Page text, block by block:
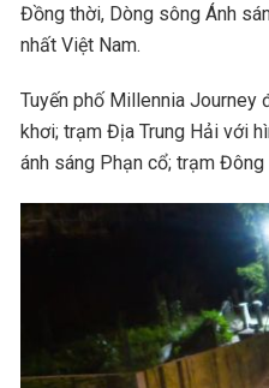
Đồng thời, Dòng sông Ánh
nhất Việt Nam.
Tuyến phố Millennia Journey
khơi; trạm Địa Trung Hải với
ánh sáng Phạn cổ; trạm